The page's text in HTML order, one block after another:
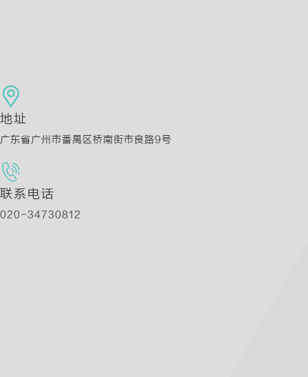
地址
广东省广州市番禺区桥南街市良路9号
联系电话
020-34730812